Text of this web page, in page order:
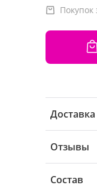
Покупок
Доставка
Отзывы
Состав